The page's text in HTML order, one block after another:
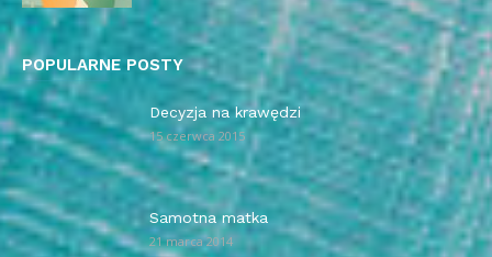
POPULARNE POSTY
Decyzja na krawędzi
15 czerwca 2015
Samotna matka
21 marca 2014